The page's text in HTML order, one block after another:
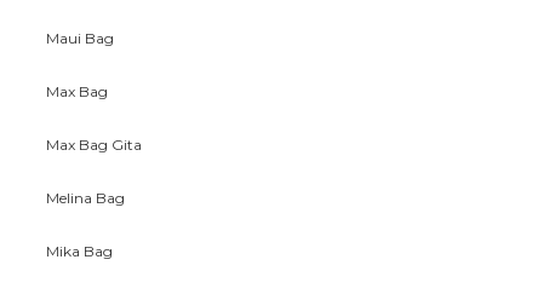
Maui Bag
Max Bag
Max Bag Gita
Melina Bag
Mika Bag